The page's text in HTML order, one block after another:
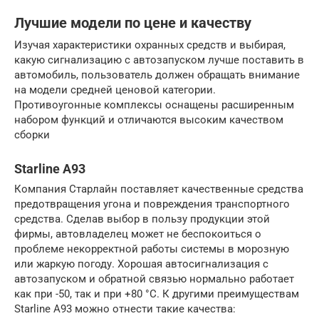
Лучшие модели по цене и качеству
Изучая характеристики охранных средств и выбирая,
какую сигнализацию с автозапуском лучше поставить в
автомобиль, пользователь должен обращать внимание
на модели средней ценовой категории.
Противоугонные комплексы оснащены расширенным
набором функций и отличаются высоким качеством
сборки
Starline A93
Компания Старлайн поставляет качественные средства
предотвращения угона и повреждения транспортного
средства. Сделав выбор в пользу продукции этой
фирмы, автовладелец может не беспокоиться о
проблеме некорректной работы системы в морозную
или жаркую погоду. Хорошая автосигнализация с
автозапуском и обратной связью нормально работает
как при -50, так и при +80 °С. К другими преимуществам
Starline A93 можно отнести такие качества: